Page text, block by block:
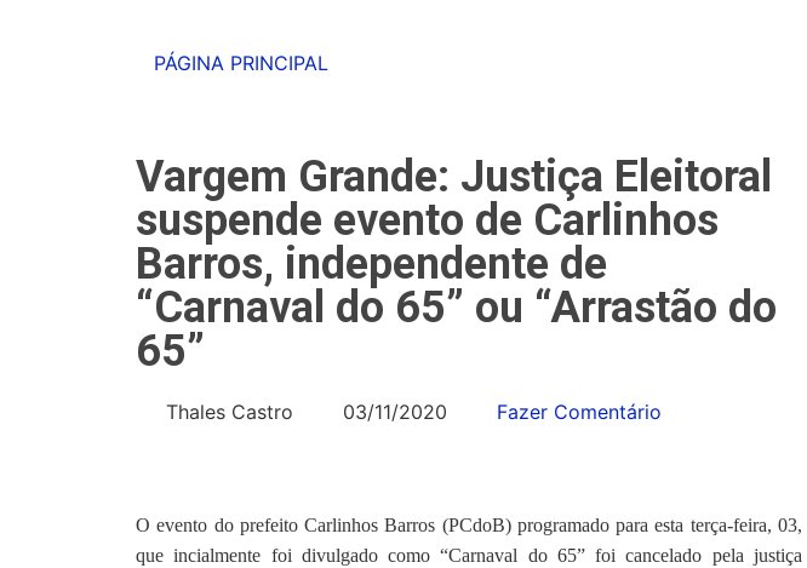
PÁGINA PRINCIPAL
Vargem Grande: Justiça Eleitoral
suspende evento de Carlinhos
Barros, independente de
“Carnaval do 65” ou “Arrastão do
65”
Thales Castro 03/11/2020 Fazer Comentário
O evento do prefeito Carlinhos Barros (PCdoB) programado para esta terça-feira, 03,
que incialmente foi divulgado como “Carnaval do 65” foi cancelado pela justiça